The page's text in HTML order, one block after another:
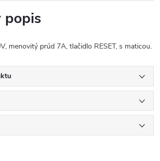
popis
menovitý prúd 7A, tlačidlo RESET, s maticou.